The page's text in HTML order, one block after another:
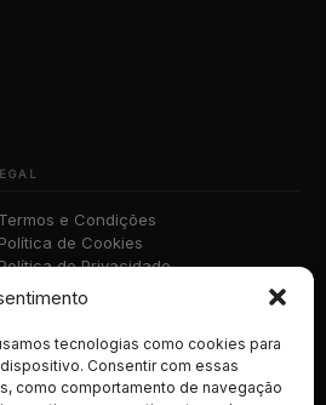
tecnologias como cookies para
Consentir com essas
como comportamento de navegação
Termos e Condições
Política de Cookies
de Privacidade
RGPD